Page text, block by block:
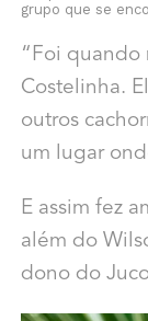
grupo que se
“Foi quando
Costelinha.
outros
um lugar
E assim fez
além do
dono do